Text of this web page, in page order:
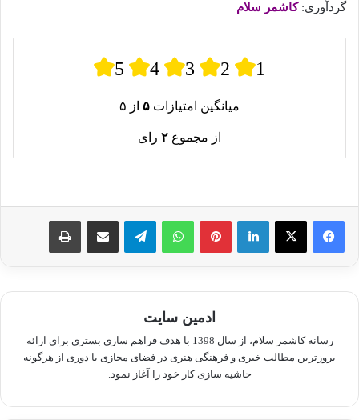
گردآوری:کاشمر سلام
5 4 3 2 1
میانگین امتیازات ۵ از ۵
از مجموع ۲ رای
لینکدین پینترستواتس آپ تلگرام اشتراک گذاری از طریق ایمیل چاپ
ادمین سایت
رسانه کاشمر سلام، از سال 1398 با هدف فراهم سازی بستری برای ارائه
بروزترین مطالب خبری و فرهنگی هنری در فضای مجازی با دوری از هرگونه
حاشیه سازی کار خود را آغاز نمود.